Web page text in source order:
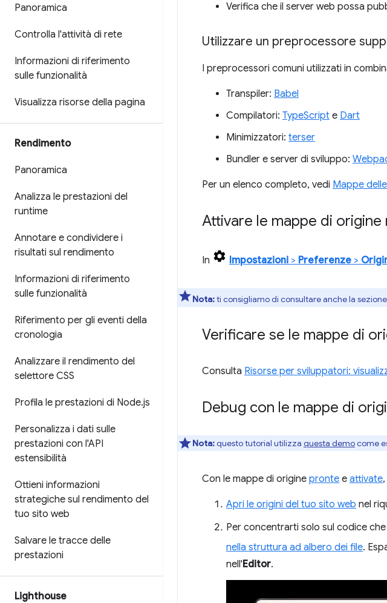
Panoramica
Controlla l'attività di rete
Informazioni di riferimento
sulle funzionalità
Visualizza risorse della pagina
Rendimento
Panoramica
Analizza le prestazioni del
runtime
Annotare e condividere i
risultati sul rendimento
Informazioni di riferimento
sulle funzionalità
Riferimento per gli eventi della
cronologia
Analizzare il rendimento del
selettore CSS
Profila le prestazioni di Node.js
Personalizza i dati sulle
prestazioni con l'API
estensibilità
Ottieni informazioni
strategiche sul rendimento del
tuo sito web
Salvare le tracce delle
prestazioni
Lighthouse
Verifica che il server web possa
Utilizzare un preprocessore
I preprocessori comuni utilizzati in
Transpiler: Babel
Compilatori: TypeScript e Dart
Minimizzatori: terser
Bundler e server di sviluppo:
Per un elenco completo, vedi Mappe
Attivare le mappe di origine
In Impostazioni > Preferenze >
Nota:ti consigliamo di consultare anche la sezione
Verificare se le mappe di
Consulta Risorse per sviluppatori:
Debug con le mappe di
Nota:questo tutorial utilizza questa democome
Con le mappe di origine pronte e attivate
Apri le origini del tuo sito web nel
Per concentrarti solo sul codice
nella struttura ad albero dei file.
nell'Editor.